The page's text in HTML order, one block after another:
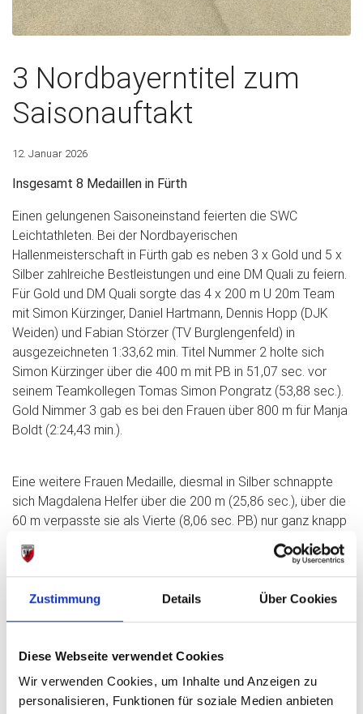
Zustimmung Details Über Cookies
Diese Webseite verwendet Cookies
Wir verwenden Cookies, um Inhalte und Anzeigen zu
personalisieren, Funktionen für soziale Medien anbieten
3 Nordbayerntitel zum
Saisonauftakt
12. Januar 2026
Insgesamt 8 Medaillen in Fürth
Einen gelungenen Saisoneinstand feierten die SWC
Leichtathleten. Bei der Nordbayerischen
Hallenmeisterschaft in Fürth gab es neben 3 x Gold und 5 x
Silber zahlreiche Bestleistungen und eine DM Quali zu feiern.
Für Gold und DM Quali sorgte das 4 x 200 m U 20m Team
mit Simon Kürzinger, Daniel Hartmann, Dennis Hopp (DJK
Weiden) und Fabian Störzer (TV Burglengenfeld) in
ausgezeichneten 1:33,62 min. Titel Nummer 2 holte sich
Simon Kürzinger über die 400 m mit PB in 51,07 sec. vor
seinem Teamkollegen Tomas Simon Pongratz (53,88 sec.).
Gold Nimmer 3 gab es bei den Frauen über 800 m für Manja
Boldt (2:24,43 min.).
Eine weitere Frauen Medaille, diesmal in Silber schnappte
sich Magdalena Helfer über die 200 m (25,86 sec.), über die
60 m verpasste sie als Vierte (8,06 sec. PB) nur ganz knapp
das Stockerl. Eine weitere 200 m Silber Medaille gab es für
Sara Weißhaupt in der U20w (26,58 sec.), gemeinsam mit
Vanessa Tuma, Lea Rittner (ESV Amberg) und Mia Müller
(TSV Schwandorf) gab es zudem 4x200 U20 Silber. Und
ebenfalls auf dem Silberrang landete das 4x200 m U 218
Spielbauer und Leonhard Zenger (TV Burglengenfeld) in
1:43,37 min.
Ganz knapp am Stockerl vorbei schrammten als Vierte